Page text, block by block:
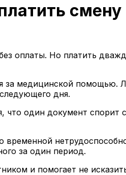
смену
оплаты. Но платить
за медицинской помощью.
дня.
что один документ
временной
за один период.
и помогает не